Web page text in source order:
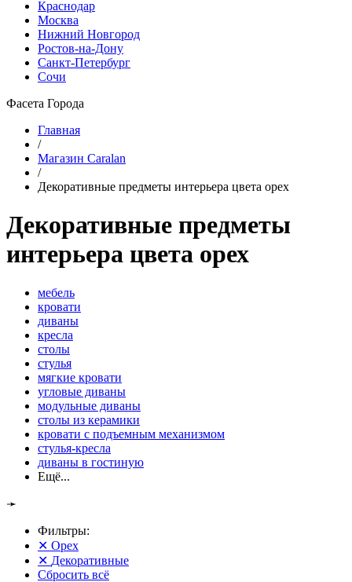
Краснодар
Москва
Нижний Новгород
Ростов-на-Дону
Санкт-Петербург
Сочи
Фасета Города
Главная
/
Магазин Caralan
/
Декоративные предметы интерьера цвета орех
Декоративные предметы
интерьера цвета орех
мебель
кровати
диваны
кресла
столы
стулья
мягкие кровати
угловые диваны
модульные диваны
столы из керамики
кровати с подъемным механизмом
стулья-кресла
диваны в гостиную
Ещё...
➛
Фильтры:
✕ Орех
✕ Декоративные
Сбросить всё